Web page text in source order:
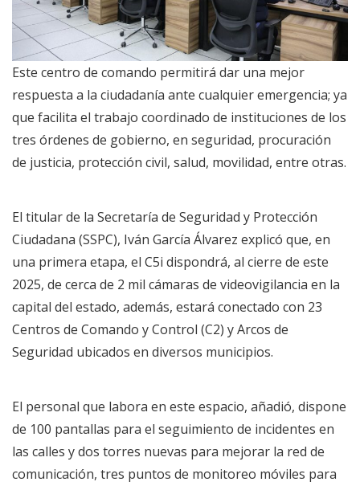
Este centro de comando permitirá dar una mejor
respuesta a la ciudadanía ante cualquier emergencia; ya
que facilita el trabajo coordinado de instituciones de los
tres órdenes de gobierno, en seguridad, procuración
de justicia, protección civil, salud, movilidad, entre otras.
El titular de la Secretaría de Seguridad y Protección
Ciudadana (SSPC), Iván García Álvarez explicó que, en
una primera etapa, el C5i dispondrá, al cierre de este
2025, de cerca de 2 mil cámaras de videovigilancia en la
capital del estado, además, estará conectado con 23
Centros de Comando y Control (C2) y Arcos de
Seguridad ubicados en diversos municipios.
El personal que labora en este espacio, añadió, dispone
de 100 pantallas para el seguimiento de incidentes en
las calles y dos torres nuevas para mejorar la red de
comunicación, tres puntos de monitoreo móviles para